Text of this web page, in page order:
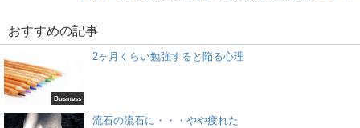
おすすめの記事
Business
2ヶ月くらい勉強すると陥る心理
流石の流石に・・・やや疲れた